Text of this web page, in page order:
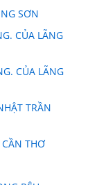
SƠN
CỦA LÃNG
CỦA LÃNG
TRẦN
THƠ